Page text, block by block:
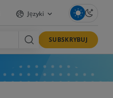
Języki
SUBSKRYBUJ